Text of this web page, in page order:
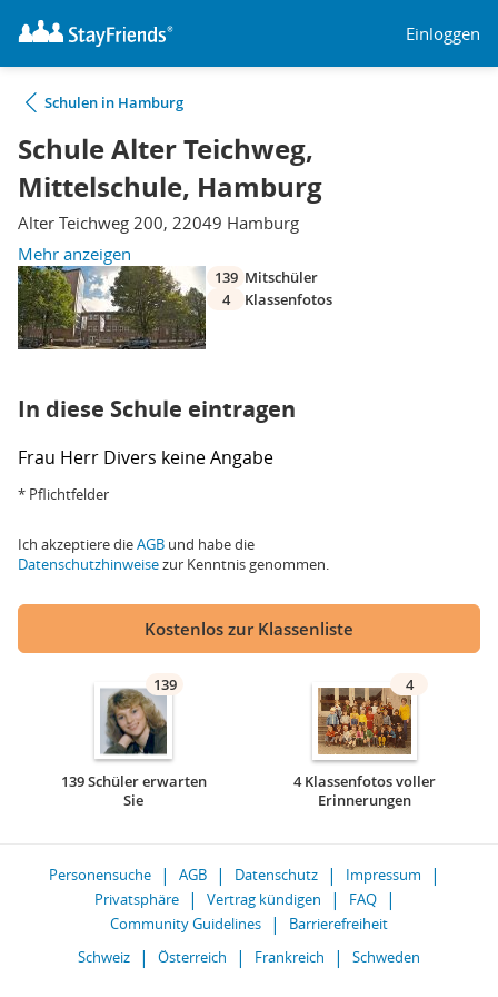
Einloggen
Schulen in Hamburg
Schule Alter Teichweg,
Mittelschule, Hamburg
Alter Teichweg 200, 22049 Hamburg
Mehr anzeigen
139 Mitschüler
4
Klassenfotos
In diese Schule eintragen
Frau Herr Divers keine Angabe
* Pflichtfelder
Ich akzeptiere dieAGB und habe die
Datenschutzhinweisezur Kenntnis genommen.
Kostenlos zur Klassenliste
139
139 Schüler erwarten
Sie
4
4 Klassenfotos voller
Erinnerungen
Personensuche AGB Datenschutz
Impressum
Privatsphäre
Vertrag kündigen
FAQ
Community Guidelines
Barrierefreiheit
Schweiz
Österreich Frankreich Schweden